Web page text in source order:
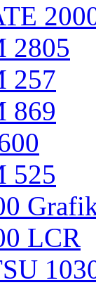
2805
257
869
525
LCR